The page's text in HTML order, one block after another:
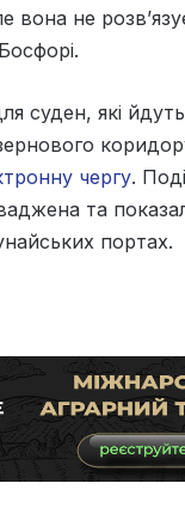
вона не
суден, які
чергу.
та
портах.